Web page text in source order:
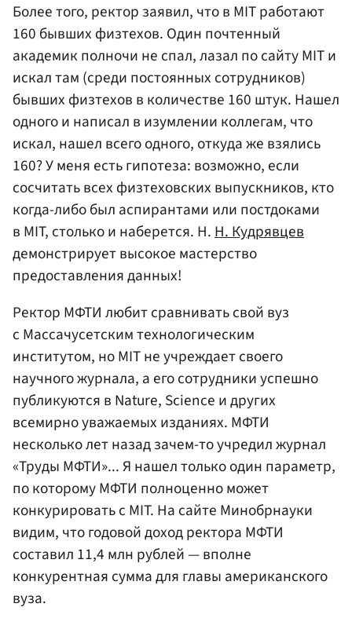
Более того, ректор заявил, что в MIT работают
160 бывших физтехов. Один почтенный
академик полночи не спал, лазал по сайту MIT и
искал там (среди постоянных сотрудников)
бывших физтехов в количестве 160 штук. Нашел
одного и написал в изумлении коллегам, что
искал, нашел всего одного, откуда же взялись
160? У меня есть гипотеза: возможно, если
сосчитать всех физтеховских выпускников, кто
когда-либо был аспирантами или постдоками
в MIT, столько и наберется. Н.Н. Кудрявцев
демонстрирует высокое мастерство
предоставления данных!
Ректор МФТИ любит сравнивать свой вуз
с Массачусетским технологическим
институтом, но MIT не учреждает своего
научного журнала, а его сотрудники успешно
публикуются в Nature, Science и других
всемирно уважаемых изданиях. МФТИ
несколько лет назад зачем-то учредил журнал
«Труды МФТИ»... Я нашел только один параметр,
по которому МФТИ полноценно может
конкурировать с MIT. На сайте Минобрнауки
видим, что годовой доход ректора МФТИ
составил 11,4 млн рублей — вполне
конкурентная сумма для главы американского
вуза.